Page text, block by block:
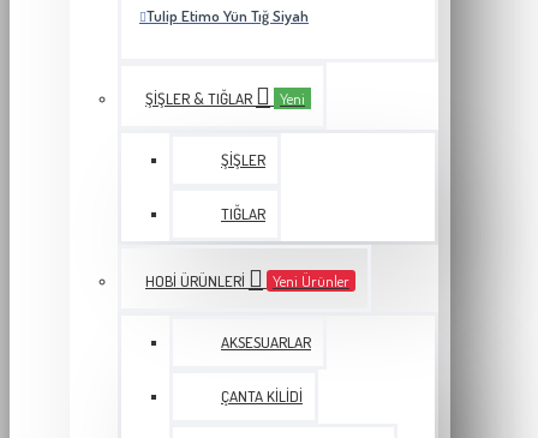
Tulip Etimo Yün Tığ Siyah
ŞIŞLER & TIĞLAR Yeni
ŞIŞLER
TIĞLAR
HOBI ÜRÜNLERI Yeni Ürünler
AKSESUARLAR
ÇANTA KILIDI